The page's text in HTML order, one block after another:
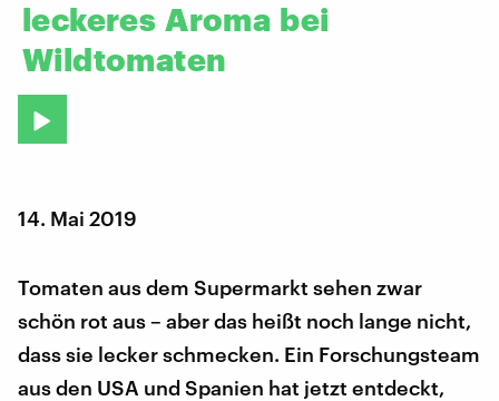
leckeres Aroma bei
Wildtomaten
14. Mai 2019
Tomaten aus dem Supermarkt sehen zwar
schön rot aus – aber das heißt noch lange nicht,
dass sie lecker schmecken. Ein Forschungsteam
aus den USA und Spanien hat jetzt entdeckt,